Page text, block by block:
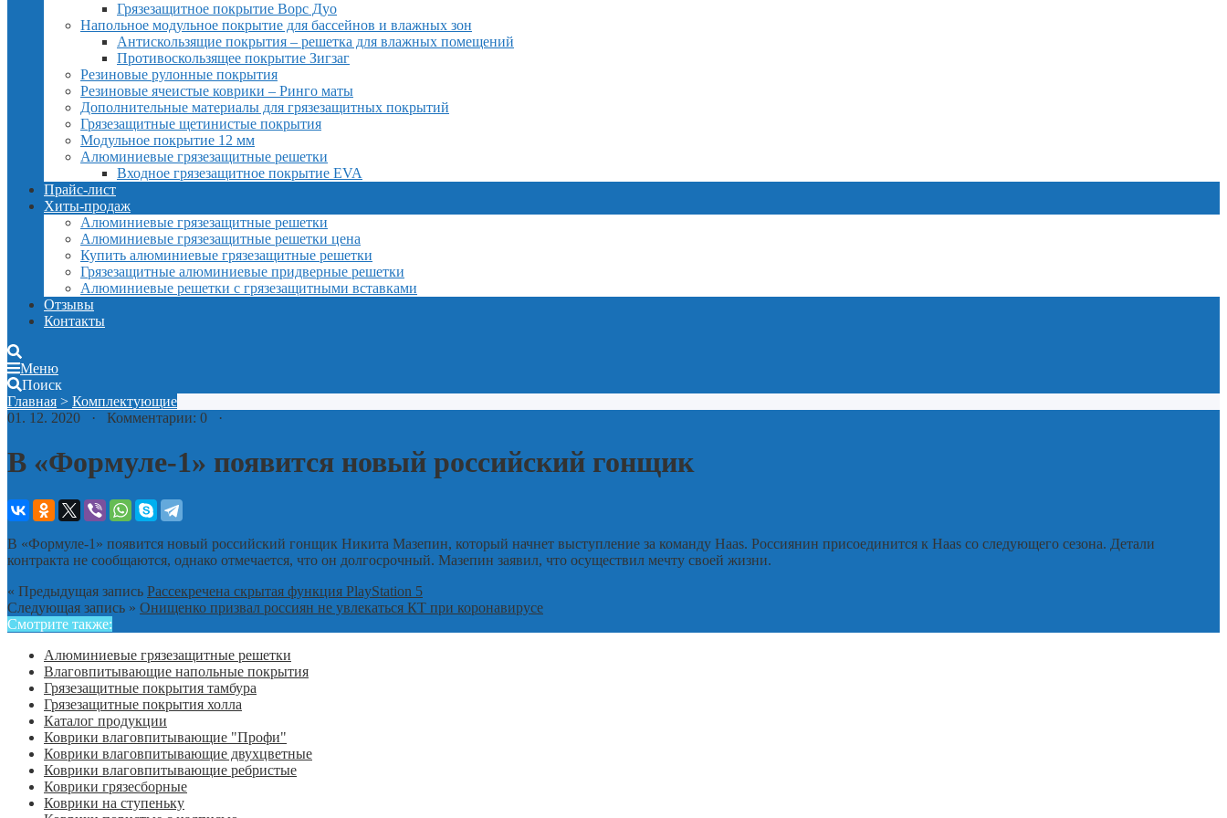
Грязезащитное покрытие Ворс Дуо
Напольное модульное покрытие для бассейнов и влажных зон
Антискользящие покрытия – решетка для влажных помещений
Противоскользящее покрытие Зигзаг
Резиновые рулонные покрытия
Резиновые ячеистые коврики – Ринго маты
Дополнительные материалы для грязезащитных покрытий
Грязезащитные щетинистые покрытия
Модульное покрытие 12 мм
Алюминиевые грязезащитные решетки
Входное грязезащитное покрытие EVA
Прайс-лист
Хиты-продаж
Алюминиевые грязезащитные решетки
Алюминиевые грязезащитные решетки цена
Купить алюминиевые грязезащитные решетки
Грязезащитные алюминиевые придверные решетки
Алюминиевые решетки с грязезащитными вставками
Отзывы
Контакты
Меню
Поиск
Главная > Комплектующие
01. 12. 2020 · Комментарии: 0 ·
В «Формуле-1» появится новый российский гонщик
В «Формуле-1» появится новый российский гонщик Никита Мазепин, который начнет выступление за команду Haas. Россиянин присоединится к Haas со следующего сезона. Детали
контракта не сообщаются, однако отмечается, что он долгосрочный. Мазепин заявил, что осуществил мечту своей жизни.
« Предыдущая запись Рассекречена скрытая функция PlayStation 5
Следующая запись » Онищенко призвал россиян не увлекаться КТ при коронавирусе
Смотрите также:
Алюминиевые грязезащитные решетки
Влаговпитывающие напольные покрытия
Грязезащитные покрытия тамбура
Грязезащитные покрытия холла
Каталог продукции
Коврики влаговпитывающие "Профи"
Коврики влаговпитывающие двухцветные
Коврики влаговпитывающие ребристые
Коврики грязесборные
Коврики на ступеньку